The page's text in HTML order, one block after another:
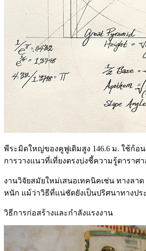
พีระมิดใหญ่ของคูฟูเดิมสูง 146.6 ม. ใช้ก้อ
การวางแนวที่เที่ยงตรงบ่งชี้ความรู้ดาราศ
งานวิจัยสมัยใหม่เสนอเทคนิคเช่น ทางลา
หนัก แม้ว่าวิธีที่แน่ชัดยังเป็นปริศนาทางปร
วิธีการก่อสร้างและกำลังแรงงาน